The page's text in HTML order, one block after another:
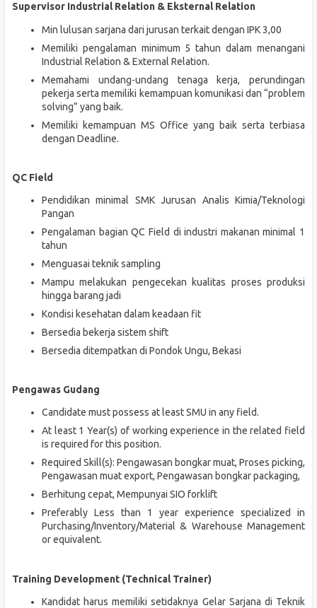
Supervisor Industrial Relation & Eksternal Relation
Min lulusan sarjana dari jurusan terkait dengan IPK 3,00
Memiliki pengalaman minimum 5 tahun dalam menangani
Industrial Relation & External Relation.
Memahami undang-undang tenaga kerja, perundingan
pekerja serta memiliki kemampuan komunikasi dan “problem
solving” yang baik.
Memiliki kemampuan MS Office yang baik serta terbiasa
dengan Deadline.
QC Field
Pendidikan minimal SMK Jurusan Analis Kimia/Teknologi
Pangan
Pengalaman bagian QC Field di industri makanan minimal 1
tahun
Menguasai teknik sampling
Mampu melakukan pengecekan kualitas proses produksi
hingga barang jadi
Kondisi kesehatan dalam keadaan fit
Bersedia bekerja sistem shift
Bersedia ditempatkan di Pondok Ungu, Bekasi
Pengawas Gudang
Candidate must possess at least SMU in any field.
At least 1 Year(s) of working experience in the related field
is required for this position.
Required Skill(s): Pengawasan bongkar muat, Proses picking,
Pengawasan muat export, Pengawasan bongkar packaging,
Berhitung cepat, Mempunyai SIO forklift
Preferably Less than 1 year experience specialized in
Purchasing/Inventory/Material & Warehouse Management
or equivalent.
Training Development (Technical Trainer)
Kandidat harus memiliki setidaknya Gelar Sarjana di Teknik